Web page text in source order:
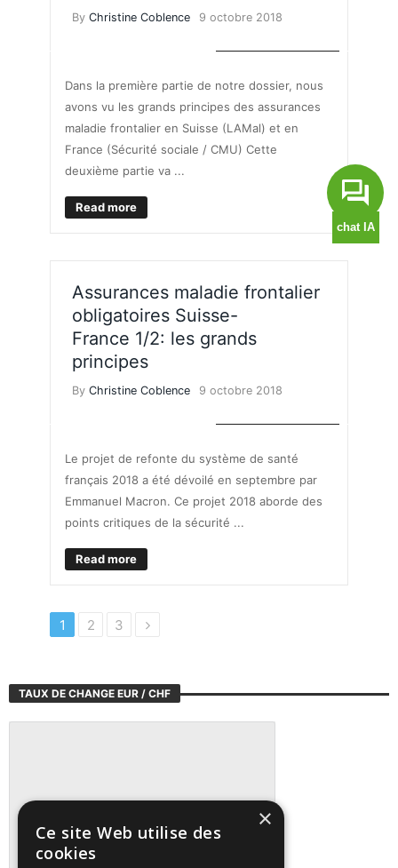
By Christine Coblence 9 octobre 2018
Dans la première partie de notre dossier, nous
avons vu les grands principes des assurances
maladie frontalier en Suisse (LAMal) et en
France (Sécurité sociale / CMU) Cette
deuxième partie va ...
Read more
Assurances maladie frontalier
obligatoires Suisse-
France 1/2: les grands
principes
By Christine Coblence 9 octobre 2018
Le projet de refonte du système de santé
français 2018 a été dévoilé en septembre par
Emmanuel Macron. Ce projet 2018 aborde des
points critiques de la sécurité ...
Read more
1 2 3
TAUX DE CHANGE EUR / CHF
×
Ce site Web utilise des
cookies